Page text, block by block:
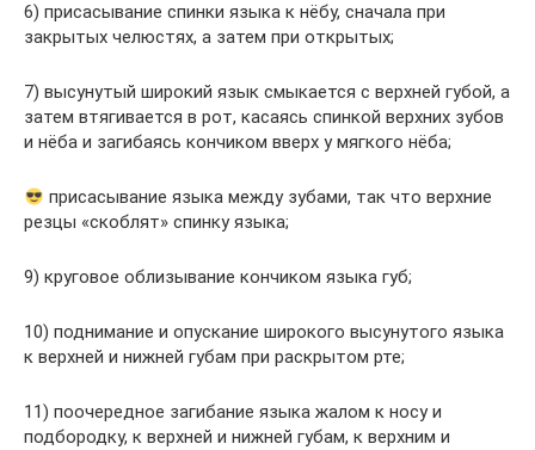
6) присасывание спинки языка к нёбу, сначала при
закрытых челюстях, а затем при открытых;
7) высунутый широкий язык смыкается с верхней губой, а
затем втягивается в рот, касаясь спинкой верхних зубов
и нёба и загибаясь кончиком вверх у мягкого нёба;
присасывание языка между зубами, так что верхние
резцы «скоблят» спинку языка;
9) круговое облизывание кончиком языка губ;
10) поднимание и опускание широкого высунутого языка
к верхней и нижней губам при раскрытом рте;
11) поочередное загибание языка жалом к носу и
подбородку, к верхней и нижней губам, к верхним и